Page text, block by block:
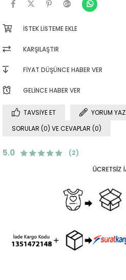
İSTEK LISTEME EKLE
KARŞILAŞTIR
FIYAT DÜŞÜNCE HABER VER
GELINCE HABER VER
TAVSIYE ET
YORUM YAZ
SORULAR (0) VE CEVAPLAR (0)
5.0 (2)